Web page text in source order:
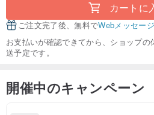
カートに
ご注文完了後、無料でWebメッセー
お支払いが確認できてから、ショップ
送予定です。
開催中のキャンペーン